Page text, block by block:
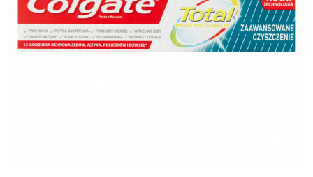
Detergent pardoseala
Detergent toaleta
Indepartarea parului
Ingrijirea buzei